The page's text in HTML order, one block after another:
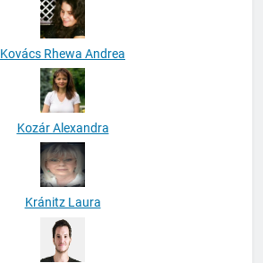
Kovács Rhewa Andrea
Kozár Alexandra
Kránitz Laura